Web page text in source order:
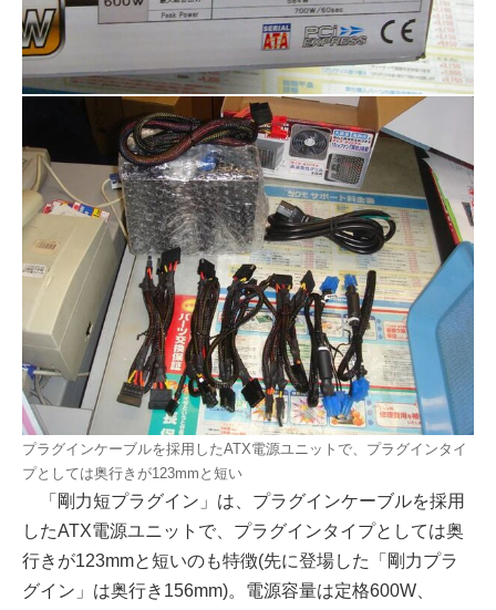
プラグインケーブルを採用したATX電源ユニットで、プラグインタイ
プとしては奥行きが123mmと短い
「剛力短プラグイン」は、プラグインケーブルを採用
したATX電源ユニットで、プラグインタイプとしては奥
行きが123mmと短いのも特徴(先に登場した「剛力プラ
グイン」は奥行き156mm)。電源容量は定格600W、